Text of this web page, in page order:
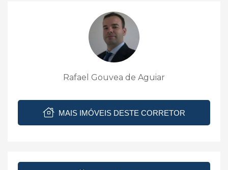
Rafael Gouvea de Aguiar
MAIS IMÓVEIS DESTE CORRETOR